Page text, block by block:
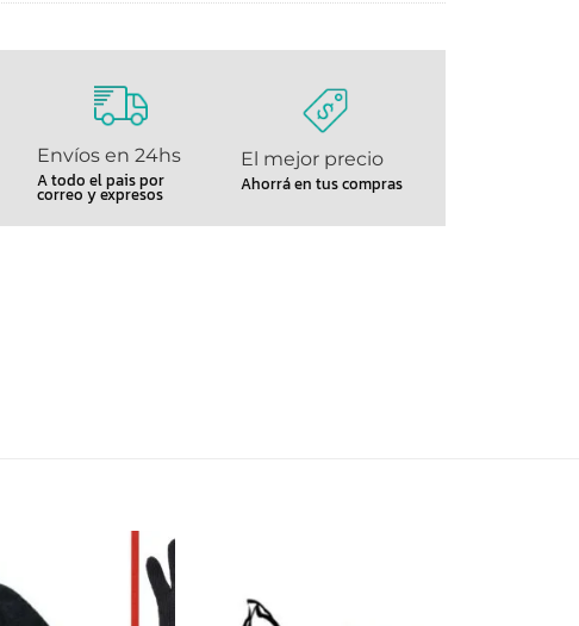
Envíos en 24hs
A todo el pais por
correo y expresos
El mejor precio
Ahorrá en tus compras